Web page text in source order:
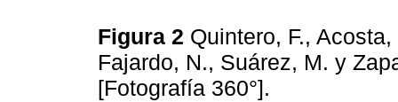
Figura 2 Quintero, F.,
Fajardo, N., Suárez, M. y
[Fotografía 360°].